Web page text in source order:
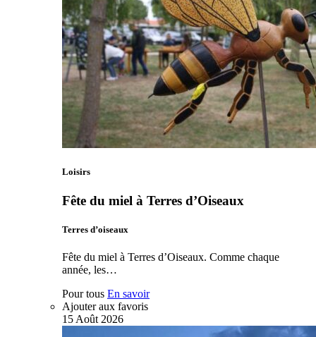
Loisirs
Fête du miel à Terres d’Oiseaux
Terres d’oiseaux
Fête du miel à Terres d’Oiseaux. Comme chaque
année, les…
Pour tous En savoir
Ajouter aux favoris
15Août 2026